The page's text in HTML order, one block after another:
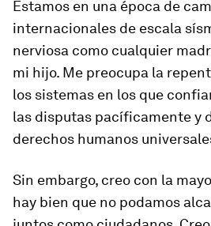
Estamos en una época de
internacionales de escala
nerviosa como cualquier
mi hijo. Me preocupa la
los sistemas en los que
las disputas pacíficamente y
derechos humanos
Sin embargo, creo con la
hay bien que no podamos